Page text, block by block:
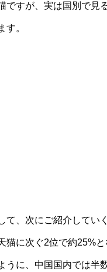
ですが、実は国別で
す。
て、次にご紹介してい
猫に次ぐ2位で約25%
うに、中国国内では